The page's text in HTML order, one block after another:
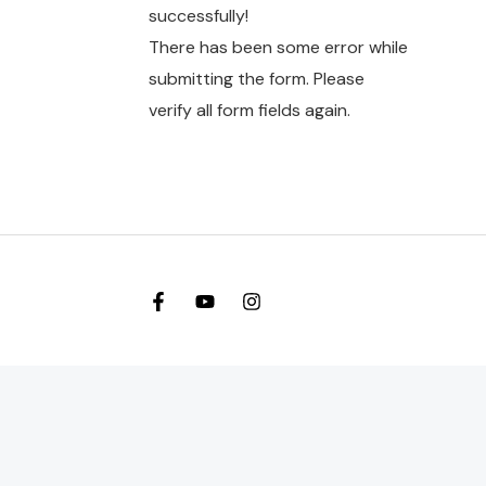
successfully!
There has been some error while
submitting the form. Please
verify all form fields again.